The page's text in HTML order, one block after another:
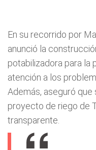
En su recorrido por
anunció la
potabilizadora para la
atención a los
Además, aseguró que
proyecto de riego de
transparente.